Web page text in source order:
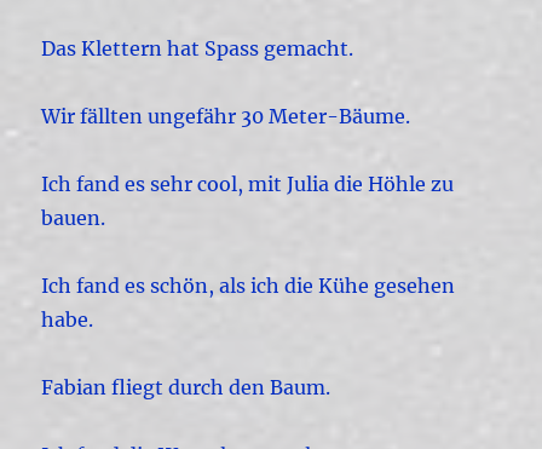
Das Klettern hat Spass gemacht.
Wir fällten ungefähr 30 Meter-Bäume.
Ich fand es sehr cool, mit Julia die Höhle zu
bauen.
Ich fand es schön, als ich die Kühe gesehen
habe.
Fabian fliegt durch den Baum.